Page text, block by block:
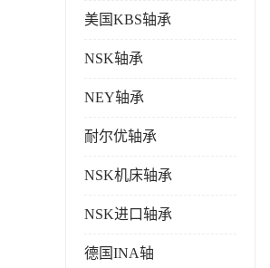
美国KBS轴承
NSK轴承
NEY轴承
耐尔优轴承
NSK机床轴承
NSK进口轴承
德国INA轴